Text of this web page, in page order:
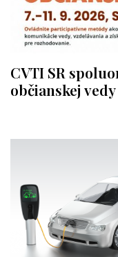
CVTI SR
občianskej vedy